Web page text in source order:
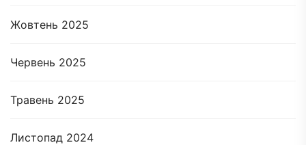
Жовтень 2025
Червень 2025
Травень 2025
Листопад 2024